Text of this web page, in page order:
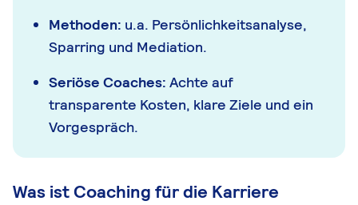
Methoden: u.a. Persönlichkeitsanalyse,
Sparring und Mediation.
Seriöse Coaches: Achte auf
transparente Kosten, klare Ziele und ein
Vorgespräch.
Was ist Coaching für die Karriere